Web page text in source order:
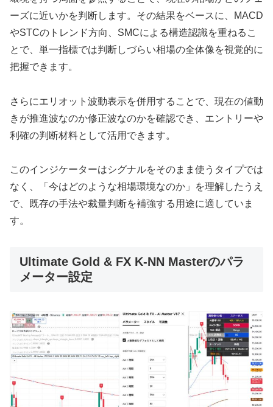
ーズに近いかを判断します。その結果をベースに、MACD
やSTCのトレンド方向、SMCによる構造認識を重ねるこ
とで、単一指標では判断しづらい相場の全体像を視覚的に
把握できます。
さらにエリオット波動表示を併用することで、現在の値動
きが推進波なのか修正波なのかを確認でき、エントリーや
利確の判断材料として活用できます。
このインジケーターはシグナルをそのまま使うタイプでは
なく、「今はどのような相場環境なのか」を理解したうえ
で、既存の手法や裁量判断を補強する用途に適していま
す。
Ultimate Gold & FX K-NN Masterのパラ
メーター設定